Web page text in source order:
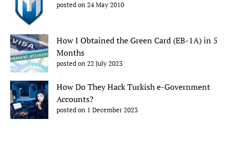
posted on 24 May 2010
How I Obtained the Green Card (EB-1A) in 5
Months
posted on 22 July 2023
How Do They Hack Turkish e-Government
Accounts?
posted on 1 December 2023